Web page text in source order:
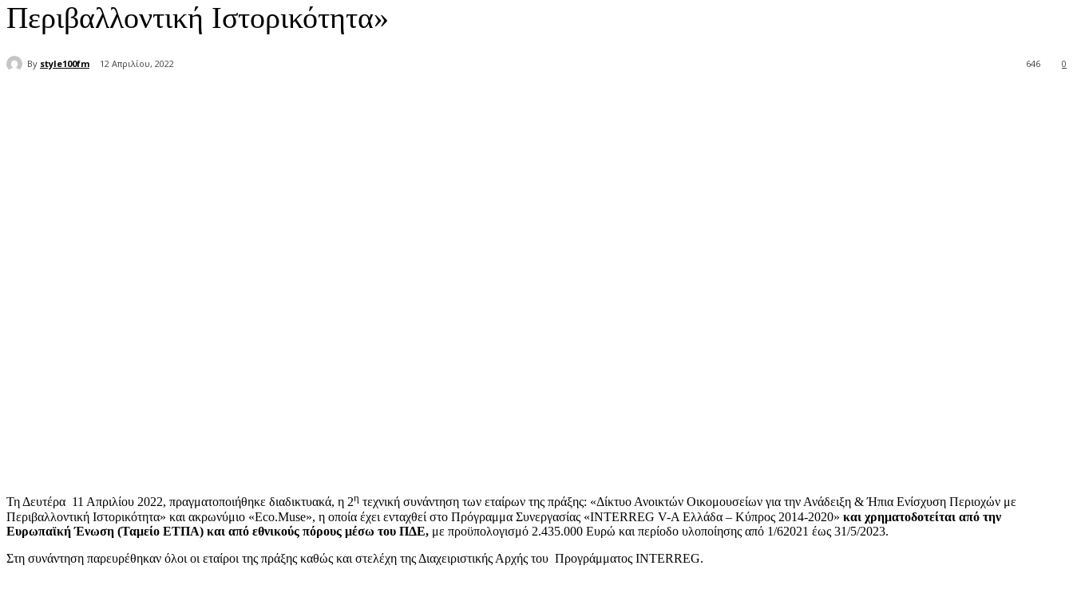
Περιβαλλοντική Ιστορικότητα»
By style100fm 12 Απριλίου, 2022 0
646
Τη Δευτέρα 11 Απριλίου 2022, πραγματοποιήθηκε διαδικτυακά, η 2η τεχνική συνάντηση των εταίρων της πράξης: «Δίκτυο Ανοικτών Οικομουσείων για την Ανάδειξη & Ήπια Ενίσχυση Περιοχών με
Περιβαλλοντική Ιστορικότητα» και ακρωνύμιο «Eco.Muse», η οποία έχει ενταχθεί στο Πρόγραμμα Συνεργασίας «INTERREG V-A Ελλάδα – Κύπρος 2014-2020» και χρηματοδοτείται από την
Ευρωπαϊκή Ένωση (Ταμείο ΕΤΠΑ) και από εθνικούς πόρους μέσω του ΠΔΕ, με προϋπολογισμό 2.435.000 Ευρώ και περίοδο υλοποίησης από 1/62021 έως 31/5/2023.
Στη συνάντηση παρευρέθηκαν όλοι οι εταίροι της πράξης καθώς και στελέχη της Διαχειριστικής Αρχής του Προγράμματος INTERREG.